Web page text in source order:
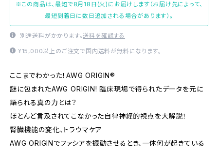
※この商品は、最短で8月18日(火)にお届けします（お届け先によって、
最短到着日に数日追加される場合があります）。
別途送料がかかります。送料を確認する
¥15,000以上のご注文で国内送料が無料になります。
ここまでわかった！AWG ORIGIN®
謎に包まれたAWG ORIGIN! 臨床現場で得られたデータを元に
語られる真の力とは？
ほとんど言及されてこなかった自律神経的視点を大解説！
腎臓機能の変化、トラウマケア
AWG ORIGINでファシアを振動させるとき、一体何が起きている